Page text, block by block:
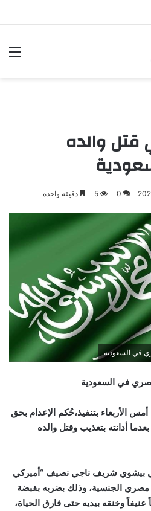
سياسة الدواء الوطنية
قتل والده
0
5 دقيقة واحدة
في السعودية
في السعودية
أمس الأربعاء بتنفيذ،حُكم الإعدام بحق
أدانته بتعذيب وقتل والده
بيشوي شريف ناجي نصيف “أميركي
مصري الجنسية، وذلك بضربه بقبضة
وخنقه بيديه حتى فارق الحياة،